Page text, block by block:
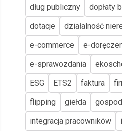
dług publiczny
dopłaty
dotacje
działalność
e-commerce
e-
e-sprawozdania
ESG
ETS2 faktura
flipping
giełda
integracja pracowników